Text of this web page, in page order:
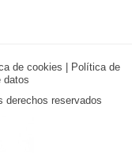
de cookies | Política de
datos
derechos reservados